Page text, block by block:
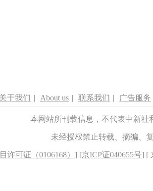
关于我们 | About us | 联系我们 | 广告服务
本网站所刊载信息，不代表中新
未经授权禁止转载、摘编、
许可证（0106168） ] [京ICP证040655号] [